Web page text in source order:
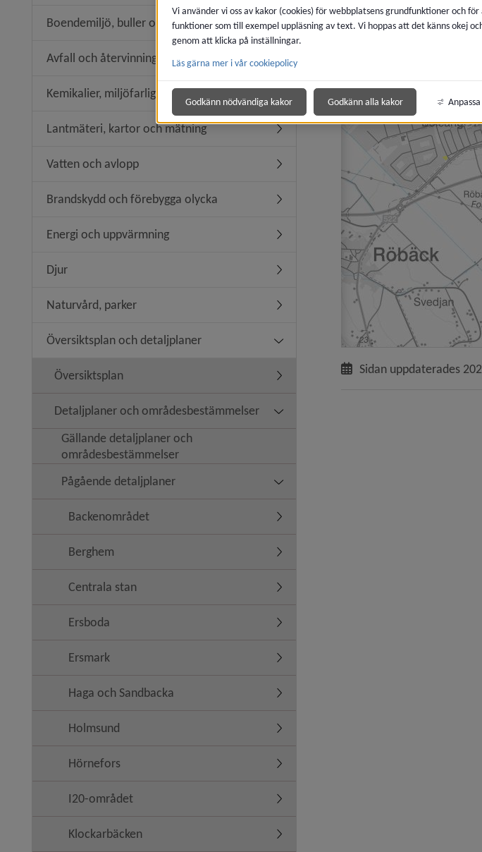
Boendemiljö, buller och luftkvalitet Undermeny för Boendemiljö, buller och luftkvalitet
Avfall och återvinning Undermeny för Avfall och återvinning
Kemikalier, miljöfarlig verksamhet Undermeny för Kemikalier, miljöfarlig verksamhet
Lantmäteri, kartor och mätning Undermeny för Lantmäteri, kartor och mätning
Vatten och avlopp Undermeny för Vatten och avlopp
Brandskydd och förebygga olycka Undermeny för Brandskydd och förebygga olycka
Energi och uppvärmning Undermeny för Energi och uppvärmning
Djur Undermeny för Djur
Naturvård, parker Undermeny för Naturvård, parker
Översiktsplan och detaljplaner Undermeny för Översiktsplan och detaljplaner
Översiktsplan Undermeny för Översiktsplan
Detaljplaner och områdesbestämmelser Undermeny för Detaljplaner och
Gällande detaljplaner och
områdesbestämmelser
Pågående detaljplaner
Undermeny för Pågående detaljplaner
Backenområdet Undermeny för Backenområdet
Berghem Undermeny för Berghem
Centrala stan Undermeny för Centrala stan
Ersboda Undermeny för Ersboda
Ersmark Undermeny för Ersmark
Haga och Sandbacka Undermeny för Haga och Sandbacka
Holmsund Undermeny för Holmsund
Hörnefors Undermeny för Hörnefors
I20-området Undermeny för I20-området
Klockarbäcken Undermeny för Klockarbäcken
Sidan uppdaterades
Vi använder vi oss av kakor (cookies) för webbplatsens grundfunktioner och
funktioner som till exempel uppläsning av text. Vi hoppas att det känns okej
genom att klicka på inställningar.
Läs gärna mer i vår cookiepolicy
Godkänn nödvändiga kakor Godkänn alla kakor